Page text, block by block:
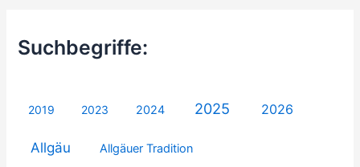
Suchbegriffe:
2019 2023 2024 2025 2026
Allgäu Allgäuer Tradition